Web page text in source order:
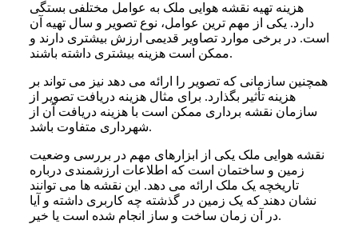
هزینه تهیه نقشه هوایی ملک به عوامل مختلفی بستگی
دارد. یکی از مهم‌ ترین عوامل، نوع تصویر و سال تهیه آن
است. در برخی موارد تصاویر قدیمی ارزش بیشتری دارند و
ممکن است هزینه بیشتری داشته باشند.
همچنین سازمانی که تصویر را ارائه می‌ دهد نیز می‌ تواند بر
هزینه تأثیر بگذارد. برای مثال هزینه دریافت تصویر از
سازمان نقشه‌ برداری ممکن است با هزینه دریافت آن از
شهرداری متفاوت باشد.
نقشه هوایی ملک یکی از ابزارهای مهم در بررسی وضعیت
زمین و ساختمان است که اطلاعات ارزشمندی درباره
تاریخچه یک ملک ارائه می‌ دهد. این نقشه‌ ها می‌ توانند
نشان دهند که یک زمین در گذشته چه کاربری داشته و آیا
در آن زمان ساخت و ساز انجام شده است یا خیر.